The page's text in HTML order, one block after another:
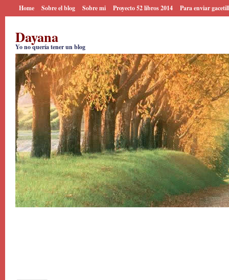
Home Sobre el blog Sobre mi Proyecto 52 libros 2014 Para enviar
Dayana
Yo no quería tener un blog